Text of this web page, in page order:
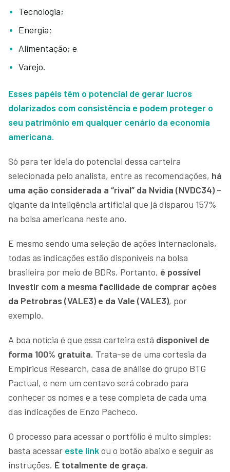
Tecnologia;
Energia;
Alimentação; e
Varejo.
Esses papéis têm o potencial de gerar lucros
dolarizados com consistência e podem proteger o
seu patrimônio em qualquer cenário da economia
americana.
Só para ter ideia do potencial dessa carteira
selecionada pelo analista, entre as recomendações, há
uma ação considerada a “rival” da Nvidia (NVDC34) –
gigante da inteligência artificial que já disparou 157%
na bolsa americana neste ano.
E mesmo sendo uma seleção de ações internacionais,
todas as indicações estão disponíveis na bolsa
brasileira por meio de BDRs. Portanto, é possível
investir com a mesma facilidade de comprar ações
da Petrobras (VALE3) e da Vale (VALE3), por
exemplo.
A boa notícia é que essa carteira está disponível de
forma 100% gratuita. Trata-se de uma cortesia da
Empiricus Research, casa de análise do grupo BTG
Pactual, e nem um centavo será cobrado para
conhecer os nomes e a tese completa de cada uma
das indicações de Enzo Pacheco.
O processo para acessar o portfólio é muito simples:
basta acessar este linkou o botão abaixo e seguir as
instruções. É totalmente de graça.